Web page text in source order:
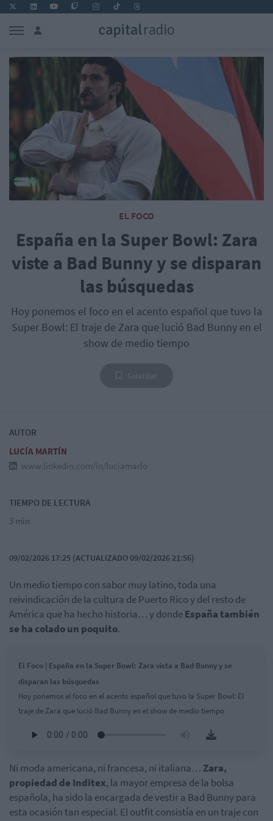
EL FOCO
España en la Super Bowl: Zara
viste a Bad Bunny y se disparan
las búsquedas
Hoy ponemos el foco en el acento español que tuvo la
Super Bowl: El traje de Zara que lució Bad Bunny en el
show de medio tiempo
AUTOR
LUCÍA MARTÍN
www.linkedin.com/in/luciamarlo
TIEMPO DE LECTURA
3 min
09/02/2026 17:25 (ACTUALIZADO 09/02/2026 21:56)
Un medio tiempo con sabor muy latino, toda una
reivindicación de la cultura de Puerto Rico y del resto de
América que ha hecho historia… y dondeEspaña también
se ha colado un poquito.
El Foco | España en la Super Bowl: Zara vista a Bad Bunny y se
disparan las búsquedas
Hoy ponemos el foco en el acento español que tuvo la Super Bowl: El
traje de Zara que lució Bad Bunny en el show de medio tiempo
Ni moda americana, ni francesa, ni italiana… Zara,
propiedad de Inditex, la mayor empresa de la bolsa
española, ha sido la encargada de vestir a Bad Bunny para
esta ocasión tan especial. El outfit consistía en un traje con